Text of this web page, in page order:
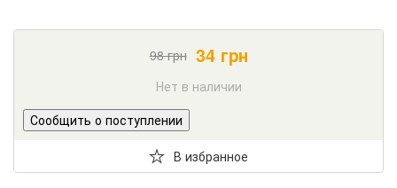
98грн 34грн
Нет в наличии
Сообщить о поступлении
В избранное